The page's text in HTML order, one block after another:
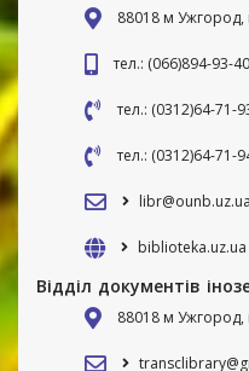
88018 м
тел.: (066)894-93-40
тел.: (0312)64-71-
тел.: (0312)64-71-
libr@ounb.uz.ua
biblioteka.uz.ua
Відділ документів
88018 м Ужгород,